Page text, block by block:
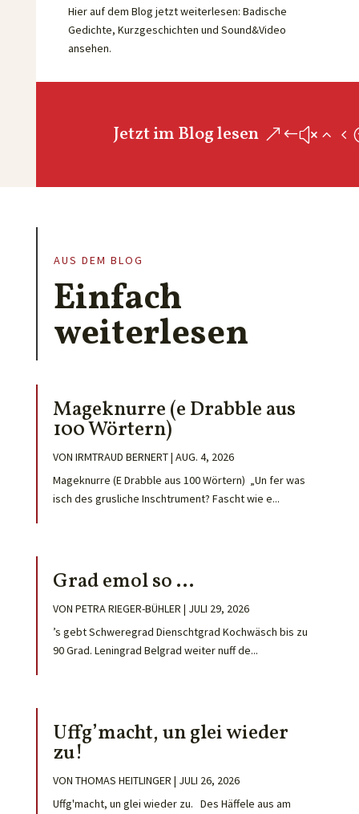
Hier auf dem Blog jetzt weiterlesen: Badische
Gedichte, Kurzgeschichten und Sound&Video
ansehen.
Jetzt im Blog lesen
AUS DEM BLOG
Einfach
weiterlesen
Mageknurre (e Drabble aus
100 Wörtern)
VON IRMTRAUD BERNERT| AUG. 4, 2026
Mageknurre (E Drabble aus 100 Wörtern) „Un fer was
isch des grusliche Inschtrument? Fascht wie e...
Grad emol so …
VON PETRA RIEGER-BÜHLER | JULI 29, 2026
’s gebt Schweregrad Dienschtgrad Kochwäsch bis zu
90 Grad. Leningrad Belgrad weiter nuff de...
Uffg’macht, un glei wieder
zu!
VON THOMAS HEITLINGER | JULI 26, 2026
Uffg'macht, un glei wieder zu. Des Häffele aus am